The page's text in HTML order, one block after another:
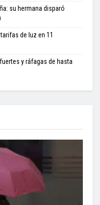
su hermana disparó
de luz en 11
y ráfagas de hasta